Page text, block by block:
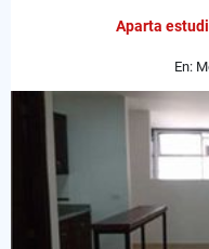
Aparta
En: